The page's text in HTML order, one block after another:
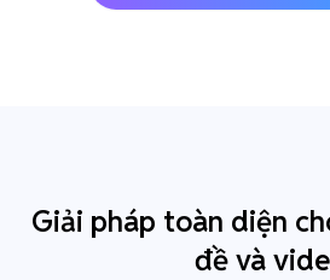
Giải pháp toàn diện
đề và